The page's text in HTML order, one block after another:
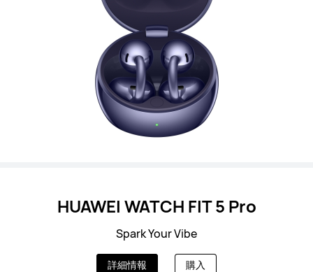
HUAWEI WATCH FIT 5 Pro
Spark Your Vibe
詳細情報 購入